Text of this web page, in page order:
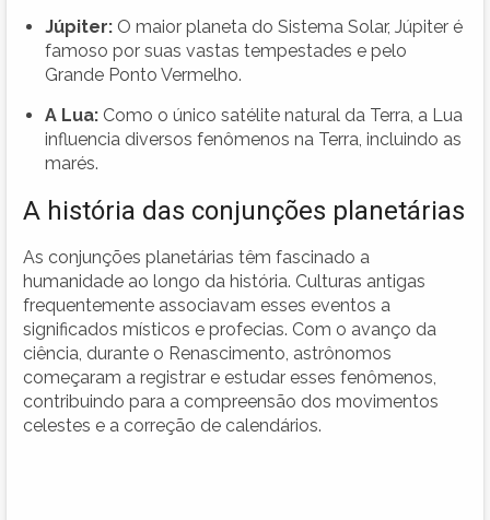
Júpiter: O maior planeta do Sistema Solar, Júpiter é
famoso por suas vastas tempestades e pelo
Grande Ponto Vermelho.
A Lua: Como o único satélite natural da Terra, a Lua
influencia diversos fenômenos na Terra, incluindo as
marés.
A história das conjunções planetárias
As conjunções planetárias têm fascinado a
humanidade ao longo da história. Culturas antigas
frequentemente associavam esses eventos a
significados místicos e profecias. Com o avanço da
ciência, durante o Renascimento, astrônomos
começaram a registrar e estudar esses fenômenos,
contribuindo para a compreensão dos movimentos
celestes e a correção de calendários.